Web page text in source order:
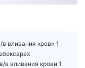
вливания крови 1
в вливания крови 1